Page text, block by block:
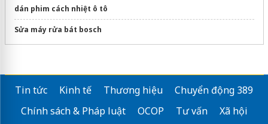
dán phim cách nhiệt ô tô
Sửa máy rửa bát bosch
Tin tức Kinh tế Thương hiệu
Chuyển động 389
Chính sách & Pháp luật
OCOP Tư vấn
Xã hội